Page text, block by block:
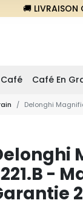
🚚 LIVRAISON
Café En
Delonghi
-